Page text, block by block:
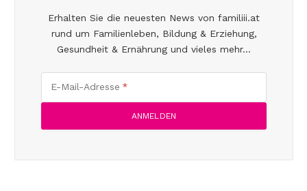
Erhalten Sie die neuesten News von familiii.at
rund um Familienleben, Bildung & Erziehung,
Gesundheit & Ernährung und vieles mehr...
E-Mail-Adresse